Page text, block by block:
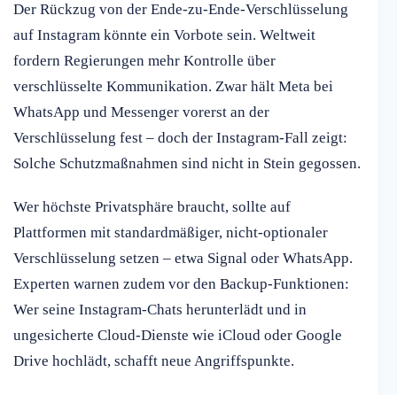
Der Rückzug von der Ende-zu-Ende-Verschlüsselung
auf Instagram könnte ein Vorbote sein. Weltweit
fordern Regierungen mehr Kontrolle über
verschlüsselte Kommunikation. Zwar hält Meta bei
WhatsApp und Messenger vorerst an der
Verschlüsselung fest – doch der Instagram-Fall zeigt:
Solche Schutzmaßnahmen sind nicht in Stein gegossen.
Wer höchste Privatsphäre braucht, sollte auf
Plattformen mit standardmäßiger, nicht-optionaler
Verschlüsselung setzen – etwa Signal oder WhatsApp.
Experten warnen zudem vor den Backup-Funktionen:
Wer seine Instagram-Chats herunterlädt und in
ungesicherte Cloud-Dienste wie iCloud oder Google
Drive hochlädt, schafft neue Angriffspunkte.